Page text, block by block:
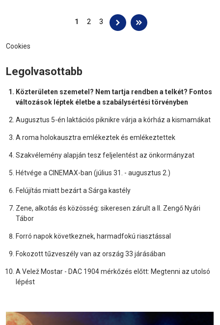
1 2 3
Cookies
Legolvasottabb
Közterületen szemetel? Nem tartja rendben a telkét? Fontos
változások léptek életbe a szabálysértési törvényben
Augusztus 5-én laktációs piknikre várja a kórház a kismamákat
A roma holokausztra emlékeztek és emlékeztettek
Szakvélemény alapján tesz feljelentést az önkormányzat
Hétvége a CINEMAX-ban (július 31. - augusztus 2.)
Felújítás miatt bezárt a Sárga kastély
Zene, alkotás és közösség: sikeresen zárult a II. Zengő Nyári
Tábor
Forró napok következnek, harmadfokú riasztással
Fokozott tűzveszély van az ország 33 járásában
A Velež Mostar - DAC 1904 mérkőzés előtt: Megtenni az utolsó
lépést